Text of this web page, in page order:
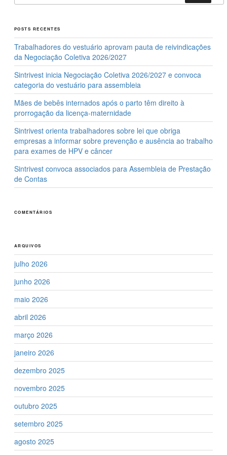
POSTS RECENTES
Trabalhadores do vestuário aprovam pauta de reivindicações
da Negociação Coletiva 2026/2027
Sintrivest inicia Negociação Coletiva 2026/2027 e convoca
categoria do vestuário para assembleia
Mães de bebês internados após o parto têm direito à
prorrogação da licença-maternidade
Sintrivest orienta trabalhadores sobre lei que obriga
empresas a informar sobre prevenção e ausência ao trabalho
para exames de HPV e câncer
Sintrivest convoca associados para Assembleia de Prestação
de Contas
COMENTÁRIOS
ARQUIVOS
julho 2026
junho 2026
maio 2026
abril 2026
março 2026
janeiro 2026
dezembro 2025
novembro 2025
outubro 2025
setembro 2025
agosto 2025